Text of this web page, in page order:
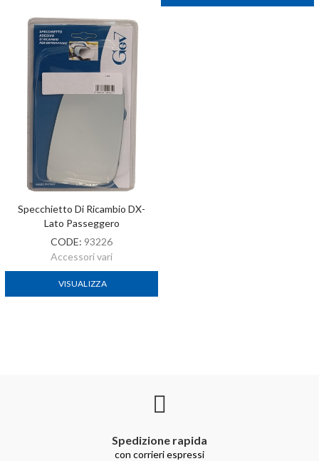
Specchietto Di Ricambio DX-
Lato Passeggero
CODE: 93226
Accessori vari
VISUALIZZA
Spedizione rapida
con corrieri espressi